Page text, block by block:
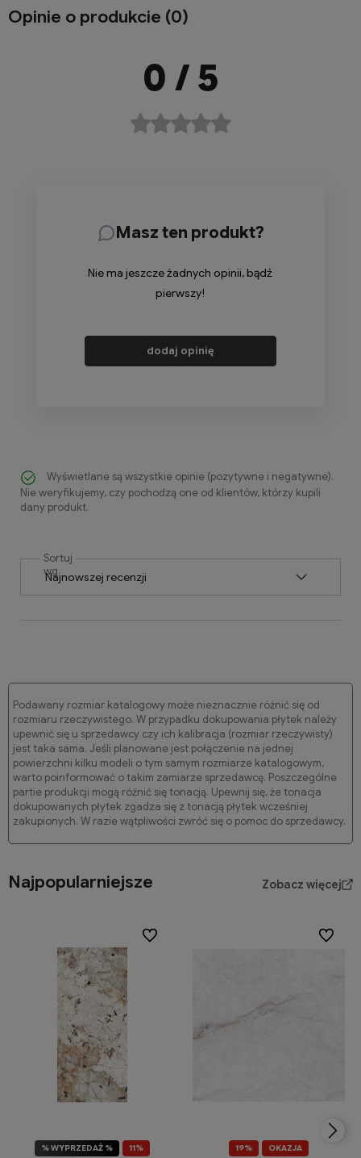
Opinie o produkcie (0)
0 / 5
Masz ten produkt?
Nie ma jeszcze żadnych opinii, bądź
pierwszy!
dodaj opinię
Wyświetlane są wszystkie opinie (pozytywne i negatywne).
Nie weryfikujemy, czy pochodzą one od klientów, którzy kupili
dany produkt.
Sortuj
wg
Podawany rozmiar katalogowy może nieznacznie różnić się od
rozmiaru rzeczywistego. W przypadku dokupowania płytek należy
upewnić się u sprzedawcy czy ich kalibracja (rozmiar rzeczywisty)
jest taka sama. Jeśli planowane jest połączenie na jednej
powierzchni kilku modeli o tym samym rozmiarze katalogowym,
warto poinformować o takim zamiarze sprzedawcę. Poszczególne
partie produkcji mogą różnić się tonacją. Upewnij się, że tonacja
dokupowanych płytek zgadza się z tonacją płytek wcześniej
zakupionych. W razie wątpliwości zwróć się o pomoc do sprzedawcy.
Najpopularniejsze Zobacz więcej
11%
% WYPRZEDAŻ %
Do ulubionych
19% OKAZJA
Do